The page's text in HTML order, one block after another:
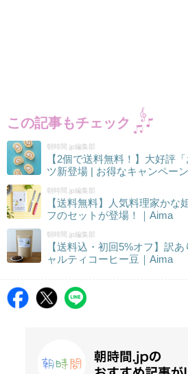
この記事もチェック
朝時間.jp編集部
【2個で送料無料！】大好評
ツ新登場 | お得なキャンペー
朝時間.jp編集部
【送料無料】人気料理家かな
フのセットが登場！｜Aima
朝時間.jp編集部
【送料込・初回5%オフ】訳
ャルティコーヒー豆｜Aima